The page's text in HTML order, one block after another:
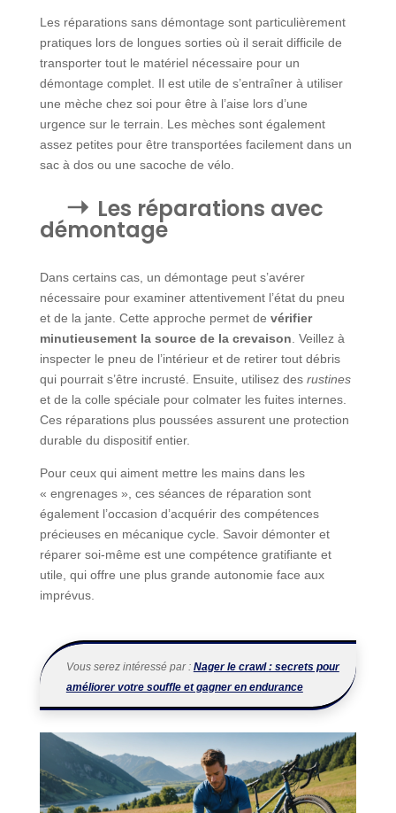
Les réparations sans démontage sont particulièrement
pratiques lors de longues sorties où il serait difficile de
transporter tout le matériel nécessaire pour un
démontage complet. Il est utile de s’entraîner à utiliser
une mèche chez soi pour être à l’aise lors d’une
urgence sur le terrain. Les mèches sont également
assez petites pour être transportées facilement dans un
sac à dos ou une sacoche de vélo.
Les réparations avec
démontage
Dans certains cas, un démontage peut s’avérer
nécessaire pour examiner attentivement l’état du pneu
et de la jante. Cette approche permet de vérifier
minutieusement la source de la crevaison . Veillez à
inspecter le pneu de l’intérieur et de retirer tout débris
qui pourrait s’être incrusté. Ensuite, utilisez des rustines
et de la colle spéciale pour colmater les fuites internes.
Ces réparations plus poussées assurent une protection
durable du dispositif entier.
Pour ceux qui aiment mettre les mains dans les
« engrenages », ces séances de réparation sont
également l’occasion d’acquérir des compétences
précieuses en mécanique cycle. Savoir démonter et
réparer soi-même est une compétence gratifiante et
utile, qui offre une plus grande autonomie face aux
imprévus.
Vous serez intéressé par : Nager le crawl : secrets pour
améliorer votre souffle et gagner en endurance